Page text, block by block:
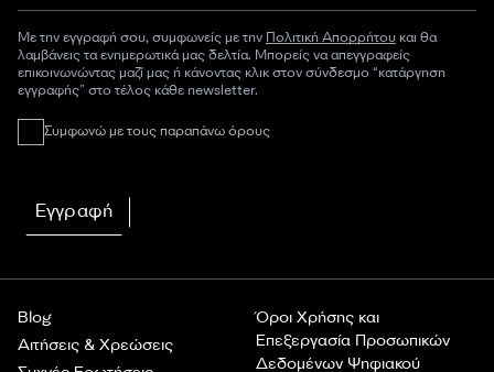
Blog
Αιτήσεις & Χρεώσεις
Όροι Χρήσης και
Επεξεργασία Προσωπικών
Δεδομένων Ψηφιακού
Με την εγγραφή σου, συμφωνείς με την Πολιτική Απορρήτου και θα
λαμβάνεις τα ενημερωτικά μας δελτία. Μπορείς να απεγγραφείς
επικοινωνώντας μαζί μας ή κάνοντας κλικ στον σύνδεσμο “κατάργηση
εγγραφής” στο τέλος κάθε newsletter.
Συμφωνώ με τους παραπάνω όρους
Εγγραφή